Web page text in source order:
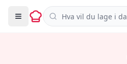
Søk i oppskrifter